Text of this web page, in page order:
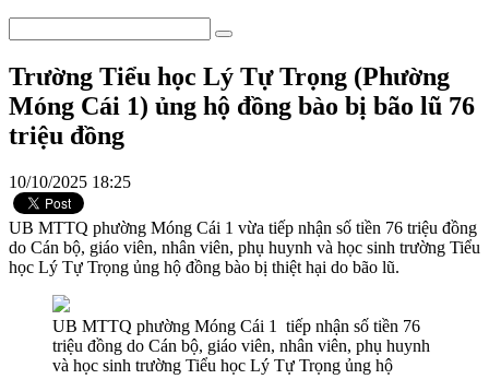
Trường Tiểu học Lý Tự Trọng (Phường
Móng Cái 1) ủng hộ đồng bào bị bão lũ 76
triệu đồng
10/10/2025 18:25
UB MTTQ phường Móng Cái 1 vừa tiếp nhận số tiền 76 triệu đồng
do Cán bộ, giáo viên, nhân viên, phụ huynh và học sinh trường Tiểu
học Lý Tự Trọng ủng hộ đồng bào bị thiệt hại do bão lũ.
UB MTTQ phường Móng Cái 1 tiếp nhận số tiền 76
triệu đồng do Cán bộ, giáo viên, nhân viên, phụ huynh
và học sinh trường Tiểu học Lý Tự Trọng ủng hộ